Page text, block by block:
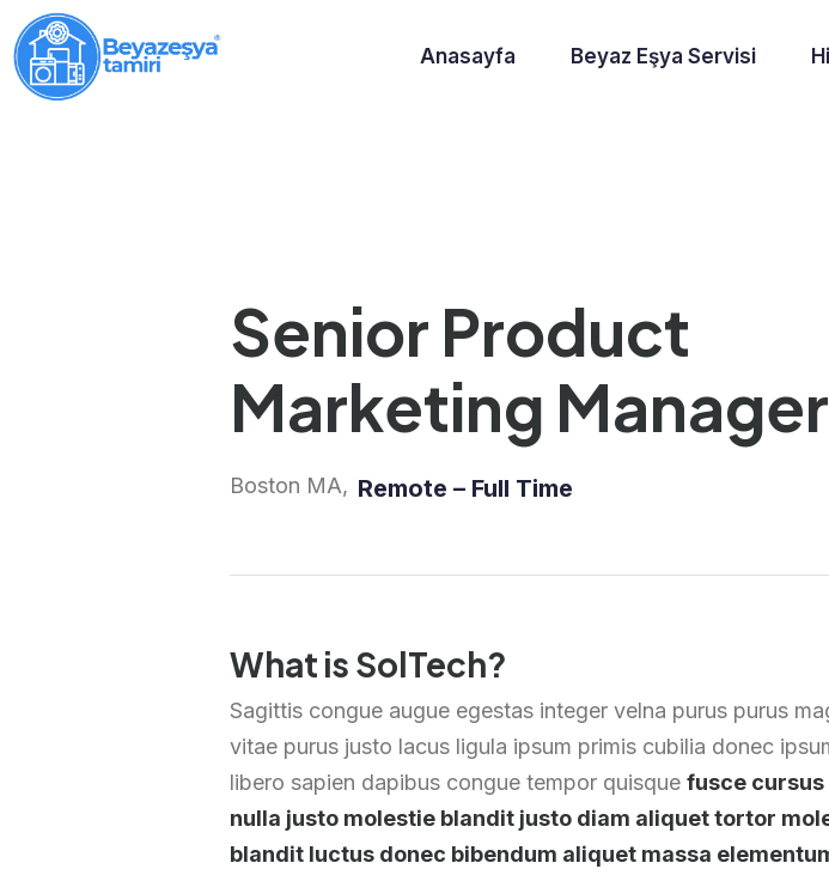
Anasayfa Beyaz Eşya Servisi
Senior Product
Marketing Manager
Boston MA, Remote – Full Time
What is SolTech?
Sagittis congue augue egestas integer velna purus purus
vitae purus justo lacus ligula ipsum primis cubilia donec
libero sapien dapibus congue tempor quisque fusce
nulla justo molestie blandit justo diam aliquet tortor
blandit luctus donec bibendum aliquet massa